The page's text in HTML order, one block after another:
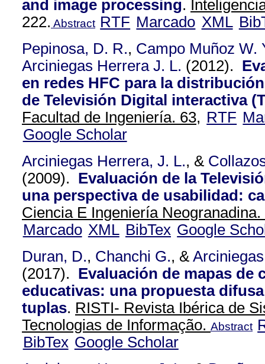
and image processing.
222. Abstract RTF Marcado XML
Pepinosa, D. R., Campo Muñoz W.
Arciniegas Herrera J. L. (2012).
en redes HFC para la
de Televisión Digital interactiva
Facultad de Ingeniería. 63, RTF
Google Scholar
Arciniegas Herrera, J. L., &
(2009). Evaluación de la
una perspectiva de usabilidad:
Ciencia E Ingeniería Neogranadina.
Marcado XML BibTex Google
Duran, D., Chanchi G., &
(2017). Evaluación de mapas de
educativas: una propuesta
tuplas. RISTI- Revista Ibérica de
Tecnologias de Informação. Abstract
BibTex Google Scholar